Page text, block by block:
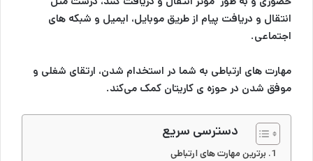
انتقال و دریافت پیام از طریق موبایل، ایمیل و شبکه های
اجتماعی.
مهارت های ارتباطی به شما در استخدام شدن، ارتقای شغلی و
موفق شدن در حوزه ی کاریتان کمک می‌کند.
دسترسی سریع
برترین مهارت های ارتباطی